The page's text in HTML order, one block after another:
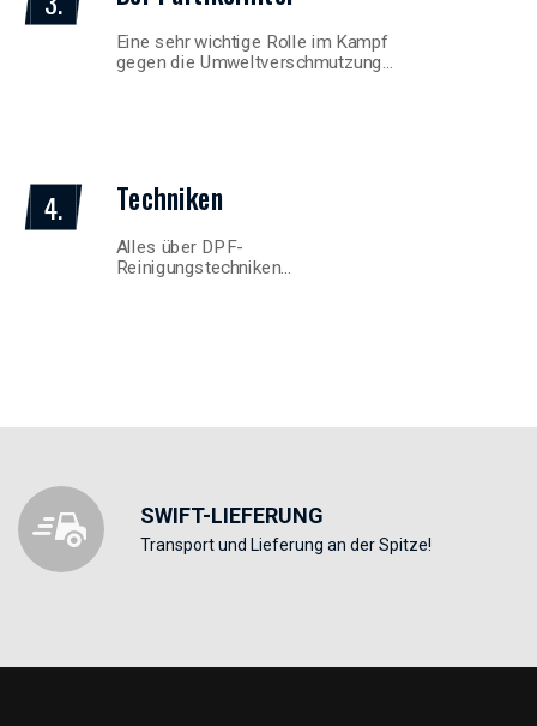
Eine sehr wichtige Rolle im Kampf
gegen die Umweltverschmutzung…
4. Techniken
Alles über DPF-
Reinigungstechniken…
SWIFT-LIEFERUNG
Transport und Lieferung an der Spitze!